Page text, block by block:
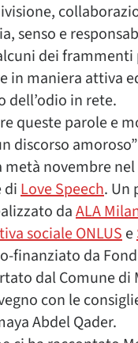
senso e
dei frammenti
in maniera attiva
dell’odio in rete.
queste parole e
discorso
novembre
diLove Speech. Un
daALA
sociale ONLUSe
finanziato da
dal Comune di
con le
Abdel Qader.